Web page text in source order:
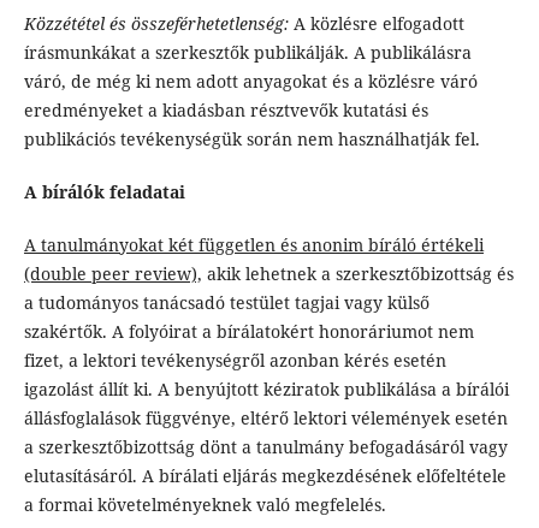
Közzététel és összeférhetetlenség:A közlésre elfogadott
írásmunkákat a szerkesztők publikálják. A publikálásra
váró, de még ki nem adott anyagokat és a közlésre váró
eredményeket a kiadásban résztvevők kutatási és
publikációs tevékenységük során nem használhatják fel.
A bírálók feladatai
A tanulmányokat két független és anonim bíráló értékeli
(double peer review), akik lehetnek a szerkesztőbizottság és
a tudományos tanácsadó testület tagjai vagy külső
szakértők. A folyóirat a bírálatokért honoráriumot nem
fizet, a lektori tevékenységről azonban kérés esetén
igazolást állít ki. A benyújtott kéziratok publikálása a bírálói
állásfoglalások függvénye, eltérő lektori vélemények esetén
a szerkesztőbizottság dönt a tanulmány befogadásáról vagy
elutasításáról. A bírálati eljárás megkezdésének előfeltétele
a formai követelményeknek való megfelelés.